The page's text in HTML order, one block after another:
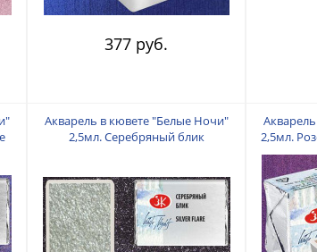
377 руб.
Акварель в кювете "Белые Ночи"
2,5мл. Серебряный блик
2,5мл.